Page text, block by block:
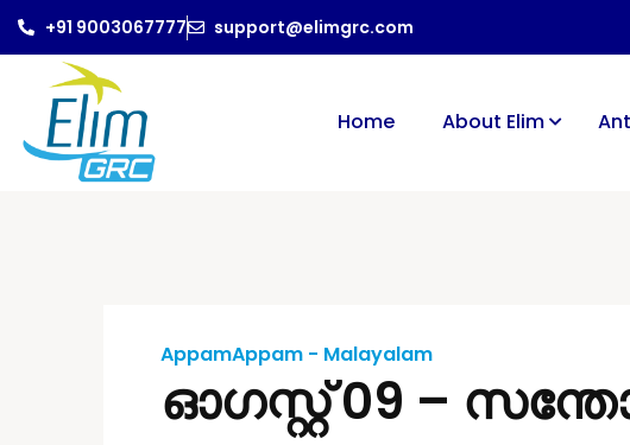
+91 9003067777 support@elimgrc.com
Home About Elim
AppamAppam - Malayalam
ഓഗസ്റ്റ് 09 –